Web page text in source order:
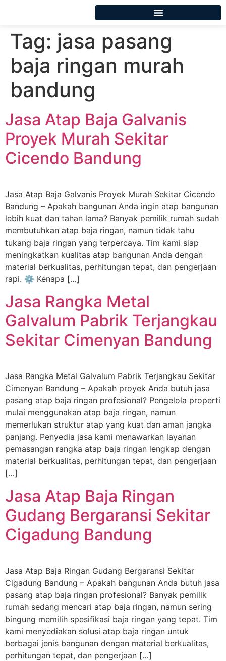
Tag: jasa pasang
baja ringan murah
bandung
Jasa Atap Baja Galvanis
Proyek Murah Sekitar
Cicendo Bandung
Jasa Atap Baja Galvanis Proyek Murah Sekitar Cicendo
Bandung – Apakah bangunan Anda ingin atap bangunan
lebih kuat dan tahan lama? Banyak pemilik rumah sudah
membutuhkan atap baja ringan, namun tidak tahu
tukang baja ringan yang terpercaya. Tim kami siap
meningkatkan kualitas atap bangunan Anda dengan
material berkualitas, perhitungan tepat, dan pengerjaan
rapi. ⚙️ Kenapa […]
Jasa Rangka Metal
Galvalum Pabrik Terjangkau
Sekitar Cimenyan Bandung
Jasa Rangka Metal Galvalum Pabrik Terjangkau Sekitar
Cimenyan Bandung – Apakah proyek Anda butuh jasa
pasang atap baja ringan profesional? Pengelola properti
mulai menggunakan atap baja ringan, namun
memerlukan struktur atap yang kuat dan aman jangka
panjang. Penyedia jasa kami menawarkan layanan
pemasangan rangka atap baja ringan lengkap dengan
material berkualitas, perhitungan tepat, dan pengerjaan
[…]
Jasa Atap Baja Ringan
Gudang Bergaransi Sekitar
Cigadung Bandung
Jasa Atap Baja Ringan Gudang Bergaransi Sekitar
Cigadung Bandung – Apakah bangunan Anda butuh jasa
pasang atap baja ringan profesional? Banyak pemilik
rumah sedang mencari atap baja ringan, namun sering
bingung memilih spesifikasi baja ringan yang tepat. Tim
kami menyediakan solusi atap baja ringan untuk
berbagai jenis bangunan dengan material berkualitas,
perhitungan tepat, dan pengerjaan […]